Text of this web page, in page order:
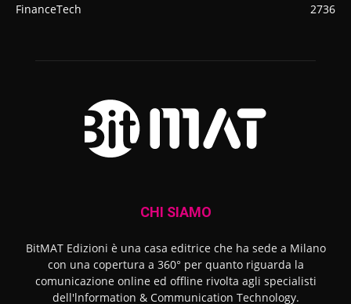
FinanceTech
2736
CHI SIAMO
BitMAT Edizioni è una casa editrice che ha sede a Milano
con una copertura a 360° per quanto riguarda la
comunicazione online ed offline rivolta agli specialisti
dell'lnformation & Communication Technology.